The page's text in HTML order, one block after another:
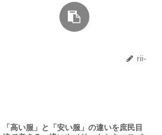
rii-
「高い服」と「安い服」の違いを庶民目